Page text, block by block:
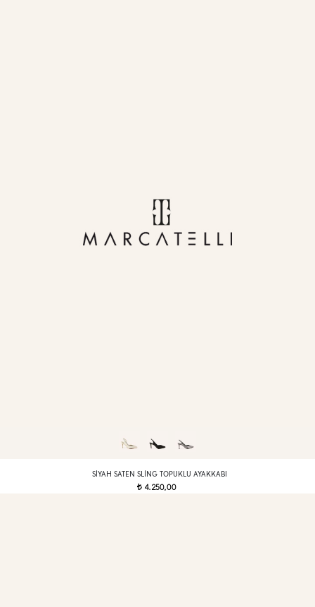
SIYAH SATEN SLING TOPUKLU AYAKKABI
t 4.250,00